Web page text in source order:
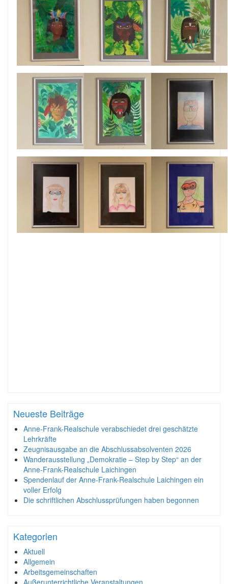
Neueste Beiträge
Anne-Frank-Realschule verabschiedet drei geschätzte
Lehrkräfte
Zeugnisausgabe an die Abschlussabsolventen 2026
Wanderausstellung „Demokratie – Step by Step“ an der
Anne-Frank-Realschule Laichingen
Spendenlauf der Anne-Frank-Realschule Laichingen ein
voller Erfolg
Die schriftlichen Abschlussprüfungen haben begonnen
Kategorien
Aktuell
Allgemein
Arbeitsgemeinschaften
Außerunterrichtliche Veranstaltungen